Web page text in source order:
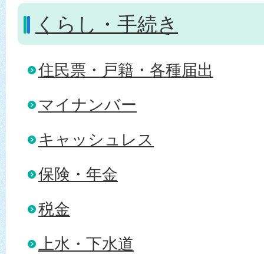
くらし・手続き
住民票・戸籍・各種届出
マイナンバー
キャッシュレス
保険・年金
税金
上水・下水道